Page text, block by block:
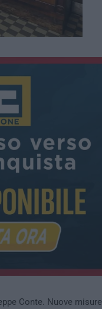
Conte. Nuove misure